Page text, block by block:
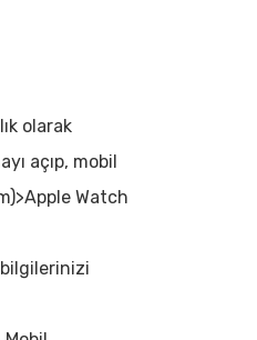
olarak
açıp, mobil
Watch